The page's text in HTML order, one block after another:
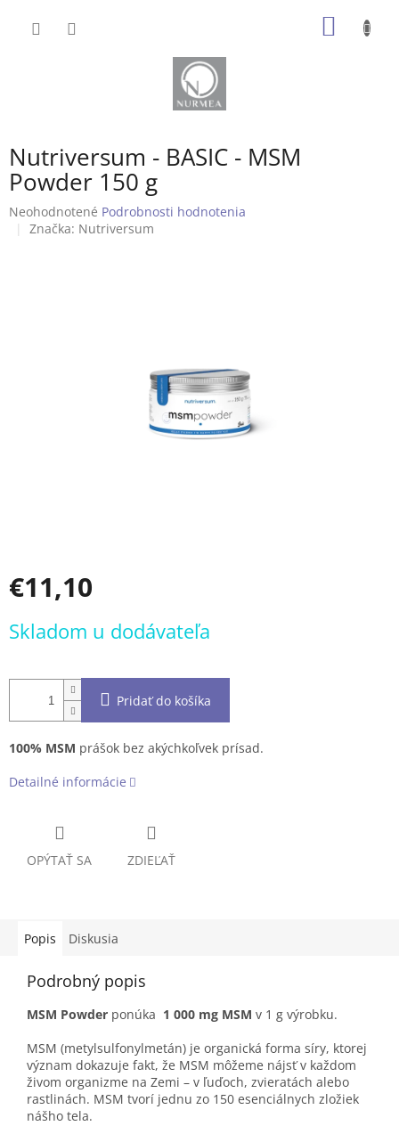
Nutriversum - BASIC - MSM
Powder 150 g
Priemerné
hodnotenie
Neohodnotené Podrobnosti hodnotenia
Značka: Nutriversum
€11,10
cena:
Skladom u dodávateľa
Pridať do košíka
100% MSM prášok bez akýchkoľvek prísad.
Detailné informácie
OPÝTAŤ SA ZDIEĽAŤ
Popis Diskusia
Podrobný popis
MSM Powder ponúka 1 000 mg MSM v 1 g výrobku.
MSM (metylsulfonylmetán) je organická forma síry, ktorej
význam dokazuje fakt, že MSM môžeme nájsť v každom
živom organizme na Zemi – v ľuďoch, zvieratách alebo
rastlinách. MSM tvorí jednu zo 150 esenciálnych zložiek
nášho tela.